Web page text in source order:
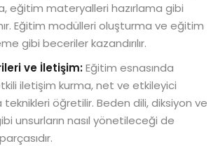
eğitim materyalleri hazırlama gibi
Eğitim modülleri oluşturma ve eğitim
gibi beceriler kazandırılır.
ve İletişim:Eğitim esnasında
iletişim kurma, net ve etkileyici
öğretilir. Beden dili, diksiyon ve
unsurların nasıl yönetileceği de